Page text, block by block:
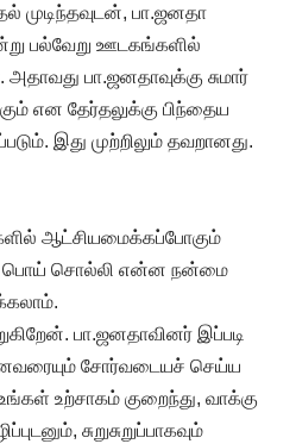
முடிந்தவுடன், பா.ஜனதா
பல்வேறு ஊடகங்களில்
பா.ஜனதாவுக்கு சுமார்
என தேர்தலுக்கு பிந்தைய
இது முற்றிலும் தவறானது.
ஆட்சியமைக்கப்போகும்
பொய் சொல்லி என்ன நன்மை
பா.ஜனதாவினர் இப்படி
சோர்வடையச் செய்ய
உற்சாகம் குறைந்து, வாக்கு
சுறுசுறுப்பாகவும்